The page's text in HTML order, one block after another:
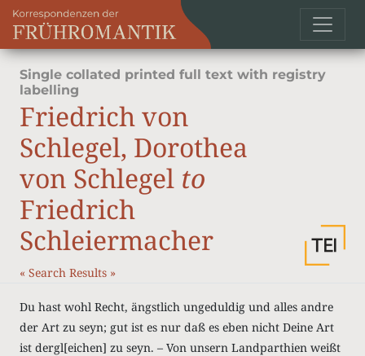
Single collated printed full text with registry
labelling
Friedrich von
Schlegel, Dorothea
von Schlegel to
Friedrich
Schleiermacher
« Search Results »
Du hast wohl Recht, ängstlich ungeduldig und alles andre
der Art zu seyn; gut ist es nur daß es eben nicht Deine Art
ist dergl[eichen] zu seyn. – Von unsern Landparthien weißt